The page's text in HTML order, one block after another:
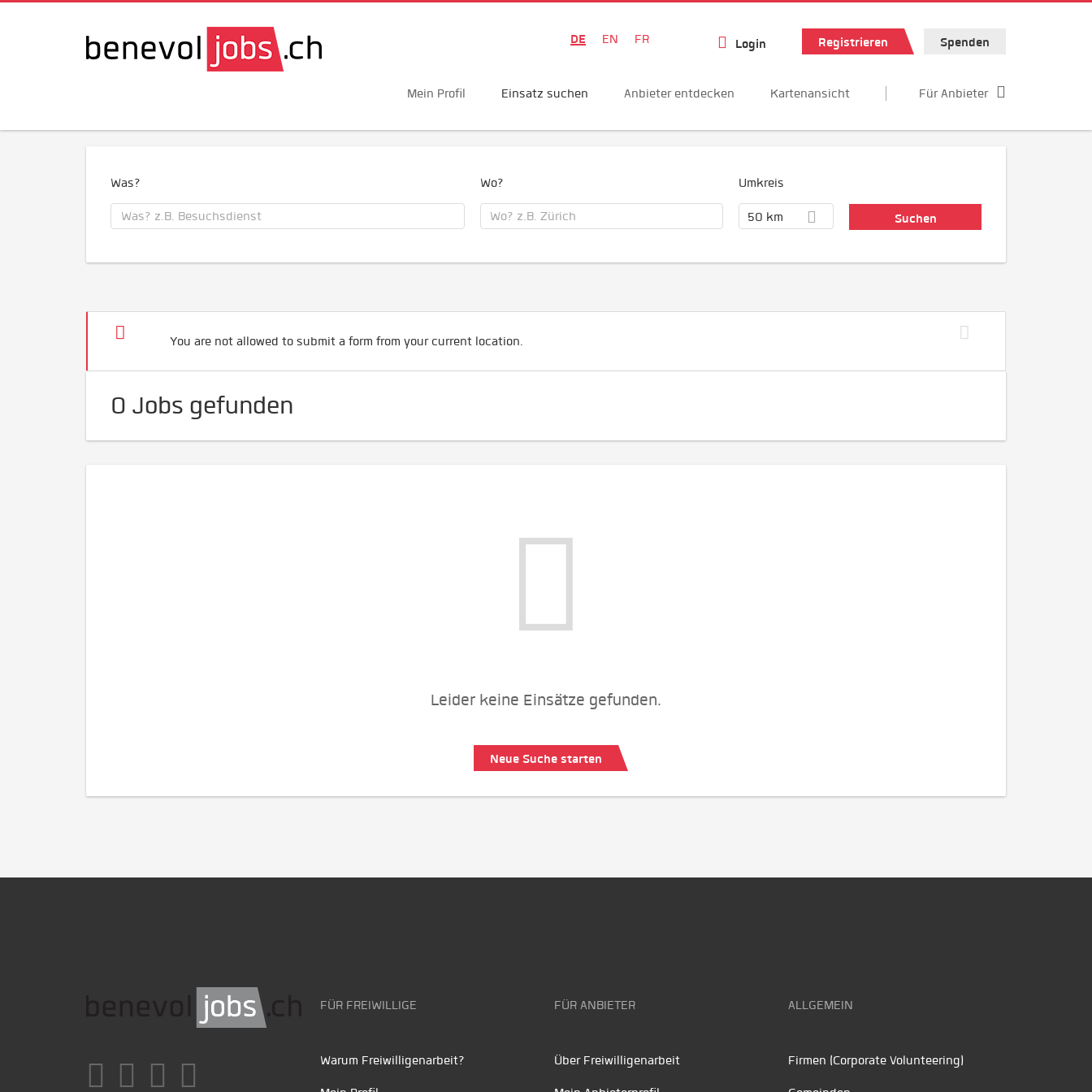
DE EN FR Login Registrieren Spenden
Mein Profil Einsatz suchen Anbieter entdecken Kartenansicht Für Anbieter
Was? Wo? Umkreis
50 km
You are not allowed to submit a form from your current location.
0 Jobs gefunden
Leider keine Einsätze gefunden.
Neue Suche starten
FÜR FREIWILLIGE
Warum Freiwilligenarbeit?
FÜR ANBIETER
Über Freiwilligenarbeit
ALLGEMEIN
Firmen (Corporate Volunteering)